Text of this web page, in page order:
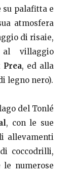
su palafitta e
atmosfera
di risaie,
villaggio
Prea, ed alla
legno nero).
del Tonlé
, con le sue
allevamenti
coccodrilli,
numerose